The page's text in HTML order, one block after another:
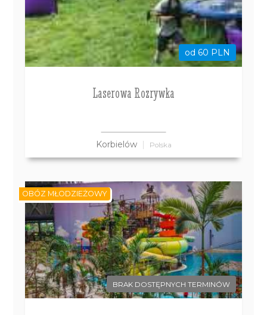
od 60 PLN
Laserowa Rozrywka
Korbielów Polska
BRAK DOSTĘPNYCH TERMINÓW
OBÓZ MŁODZIEŻOWY